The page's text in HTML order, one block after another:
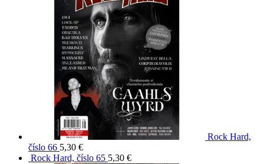
Rock Hard,
číslo 66 5,30 €
Rock Hard, číslo 65 5,30 €